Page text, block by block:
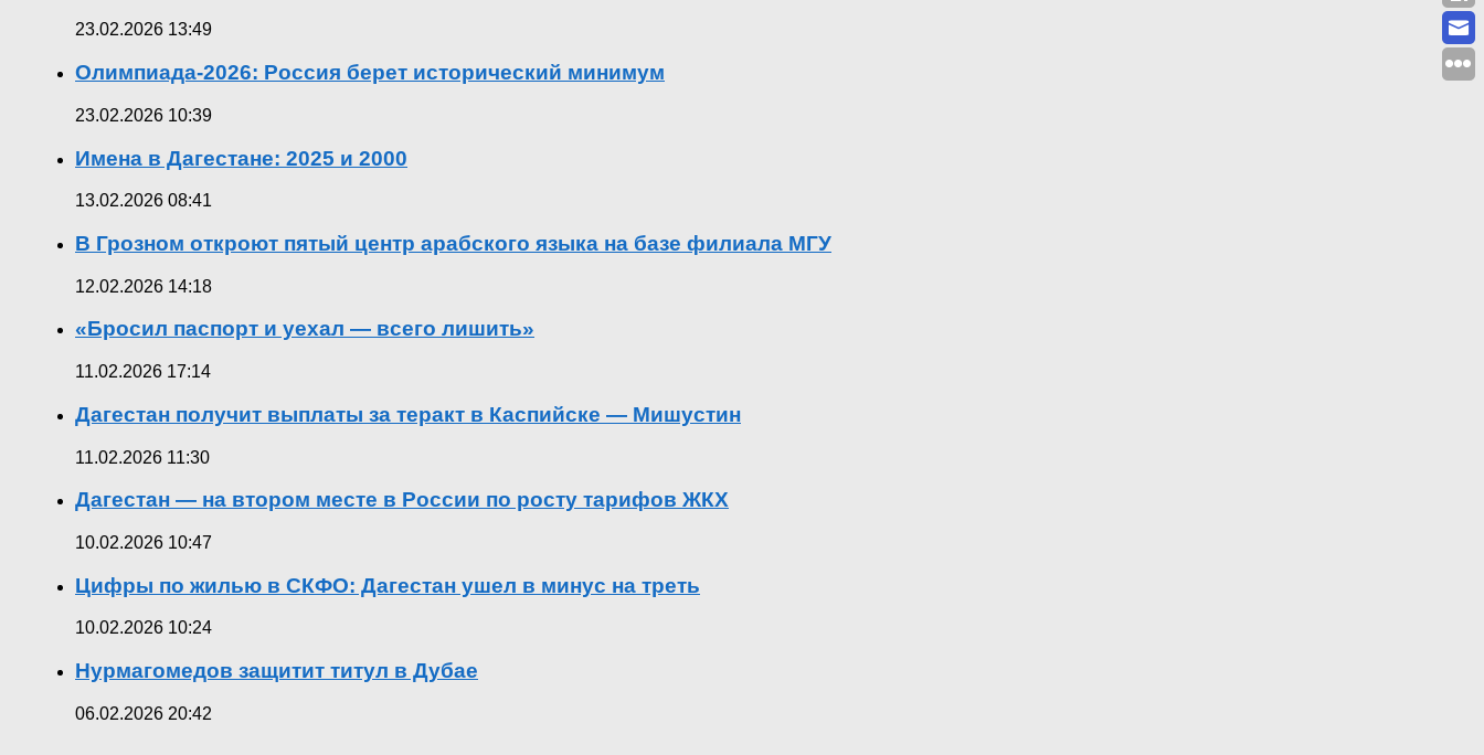
23.02.2026 13:49
Олимпиада-2026: Россия берет исторический минимум
23.02.2026 10:39
Имена в Дагестане: 2025 и 2000
13.02.2026 08:41
В Грозном откроют пятый центр арабского языка на базе филиала МГУ
12.02.2026 14:18
«Бросил паспорт и уехал — всего лишить»
11.02.2026 17:14
Дагестан получит выплаты за теракт в Каспийске — Мишустин
11.02.2026 11:30
Дагестан — на втором месте в России по росту тарифов ЖКХ
10.02.2026 10:47
Цифры по жилью в СКФО: Дагестан ушел в минус на треть
10.02.2026 10:24
Нурмагомедов защитит титул в Дубае
06.02.2026 20:42